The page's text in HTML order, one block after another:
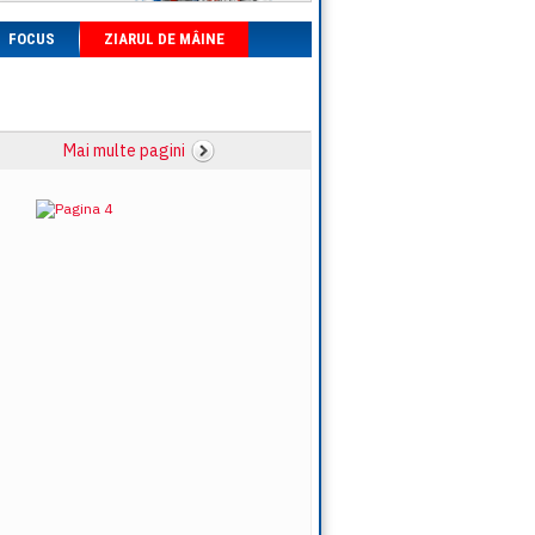
FOCUS ZIARUL DE MÂINE
Mai multe pagini